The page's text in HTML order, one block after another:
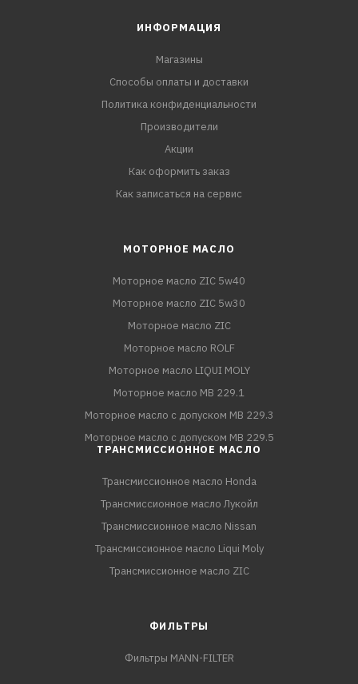
ИНФОРМАЦИЯ
Магазины
Способы оплаты и доставки
Политика конфиденциальности
Производители
Акции
Как оформить заказ
Как записаться на сервис
МОТОРНОЕ МАСЛО
Моторное масло ZIC 5w40
Моторное масло ZIC 5w30
Моторное масло ZIC
Моторное масло ROLF
Моторное масло LIQUI MOLY
Моторное масло MB 229.1
Моторное масло с допуском MB 229.3
Моторное масло с допуском MB 229.5
ТРАНСМИССИОННОЕ МАСЛО
Трансмиссионное масло Honda
Трансмиссионное масло Лукойл
Трансмиссионное масло Nissan
Трансмиссионное масло Liqui Moly
Трансмиссионное масло ZIC
ФИЛЬТРЫ
Фильтры MANN-FILTER